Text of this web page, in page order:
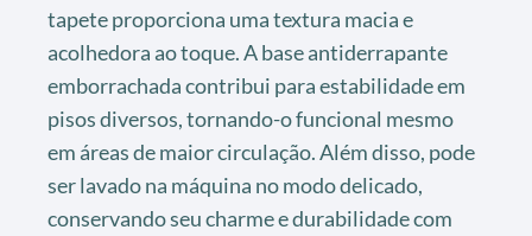
tapete proporciona uma textura macia e
acolhedora ao toque. A base antiderrapante
emborrachada contribui para estabilidade em
pisos diversos, tornando-o funcional mesmo
em áreas de maior circulação. Além disso, pode
ser lavado na máquina no modo delicado,
conservando seu charme e durabilidade com